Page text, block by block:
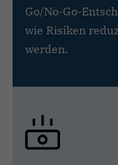
Go/No-Go-
wie Risiken
werden.